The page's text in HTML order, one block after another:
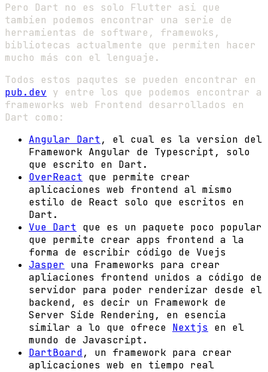
Pero Dart no es solo Flutter asi que
tambien podemos encontrar una serie de
herramientas de software, framewoks,
bibliotecas actualmente que permiten hacer
mucho más con el lenguaje.
Todos estos paqutes se pueden encontrar en
pub.dev y entre los que podemos encontrar a
frameworks web Frontend desarrollados en
Dart como:
Angular Dart , el cual es la version del
Framework Angular de Typescript, solo
que escrito en Dart.
OverReact que permite crear
aplicaciones web frontend al mismo
estilo de React solo que escritos en
Dart.
Vue Dart que es un paquete poco popular
que permite crear apps frontend a la
forma de escribir código de Vuejs
Jasper una Frameworks para crear
apliaciones frontend unidos a código de
servidor para poder renderizar desde el
backend, es decir un Framework de
Server Side Rendering, en esencia
similar a lo que ofrece Nextjs en el
mundo de Javascript.
DartBoard, un framework para crear
aplicaciones web en tiempo real